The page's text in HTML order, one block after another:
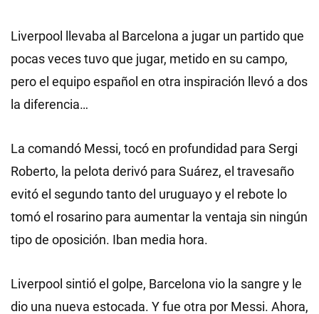
Liverpool llevaba al Barcelona a jugar un partido que
pocas veces tuvo que jugar, metido en su campo,
pero el equipo español en otra inspiración llevó a dos
la diferencia…
La comandó Messi, tocó en profundidad para Sergi
Roberto, la pelota derivó para Suárez, el travesaño
evitó el segundo tanto del uruguayo y el rebote lo
tomó el rosarino para aumentar la ventaja sin ningún
tipo de oposición. Iban media hora.
Liverpool sintió el golpe, Barcelona vio la sangre y le
dio una nueva estocada. Y fue otra por Messi. Ahora,